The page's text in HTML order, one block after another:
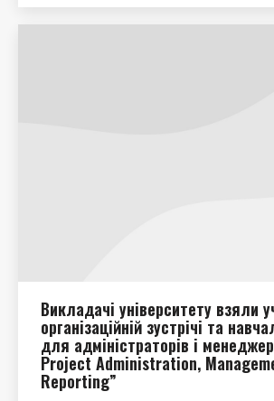
Викладачі університету взяли
організаційній зустрічі та
для адміністраторів і
Project Administration,
Reporting”